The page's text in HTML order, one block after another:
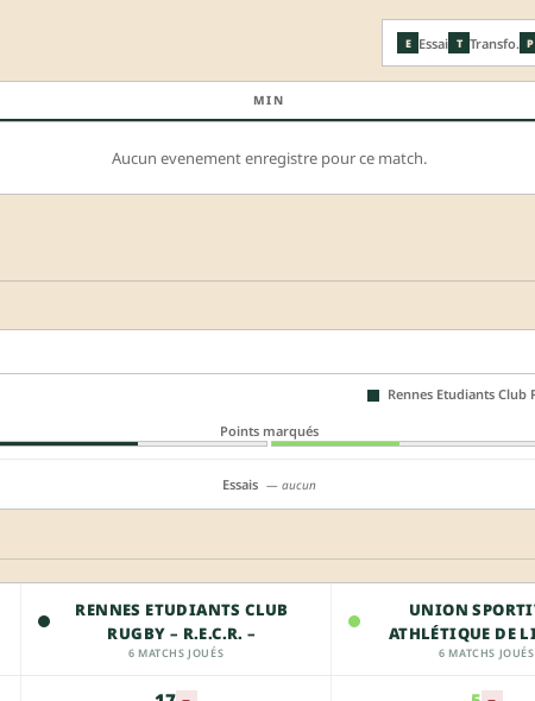
E Essai T Transfo. P
MIN
Aucun evenement enregistre pour ce match.
Rennes Etudiants Club
Points marqués
Essais — aucun
RENNES ETUDIANTS CLUB
RUGBY – R.E.C.R. –
6 MATCHS JOUÉS
UNION
ATHLÉTIQUE DE
6 MATCHS JOUÉS